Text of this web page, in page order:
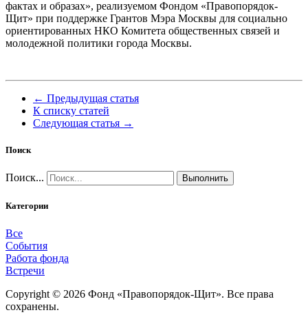
фактах и образах», реализуемом Фондом «Правопорядок-
Щит» при поддержке Грантов Мэра Москвы для социально
ориентированных НКО Комитета общественных связей и
молодежной политики города Москвы.
← Предыдущая статья
К списку статей
Следующая статья →
Поиск
Поиск... Выполнить
Категории
Все
События
Работа фонда
Встречи
Copyright © 2026 Фонд «Правопорядок-Щит». Все права
сохранены.